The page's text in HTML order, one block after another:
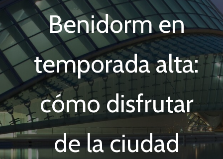
Benidorm en
temporada alta:
cómo disfrutar
de la ciudad